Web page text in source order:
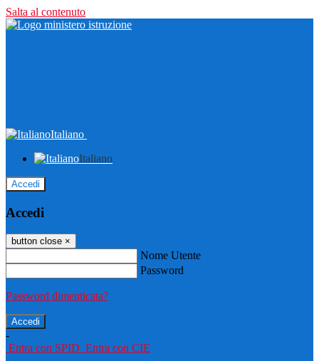
Salta al contenuto
Italiano
Italiano
Accedi
Accedi
button close ×
Nome Utente
Password
Password dimenticata?
-
Entra con SPID Entra con CIE